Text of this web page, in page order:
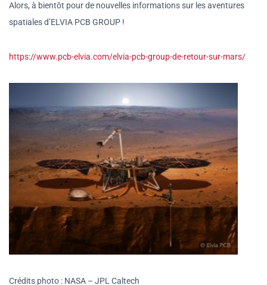
Alors, à bientôt pour de nouvelles informations sur les aventures
spatiales d’ELVIA PCB GROUP !
https://www.pcb-elvia.com/elvia-pcb-group-de-retour-sur-mars/
Crédits photo : NASA – JPL Caltech